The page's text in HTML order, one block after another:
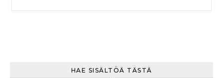
HAE SISÄLTÖÄ TÄSTÄ